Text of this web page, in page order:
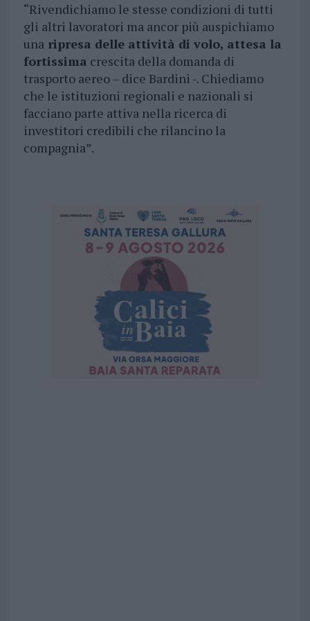
“Rivendichiamo le stesse condizioni di tutti
gli altri lavoratori ma ancor più auspichiamo
unaripresa delle attività di volo, attesa la
fortissima crescita della domanda di
trasporto aereo – dice Bardini -. Chiediamo
che le istituzioni regionali e nazionali si
facciano parte attiva nella ricerca di
investitori credibili che rilancino la
compagnia”.